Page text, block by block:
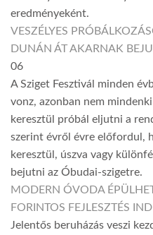
eredményeként.
VESZÉLYES
DUNÁN ÁT AKARNAK
06
A Sziget Fesztivál minden
vonz, azonban nem
keresztül próbál eljutni a
szerint évről évre előfordul,
keresztül, úszva vagy
bejutni az Óbudai-szigetre.
MODERN ÓVODA
FORINTOS FEJLESZTÉS
Jelentős beruházás veszi